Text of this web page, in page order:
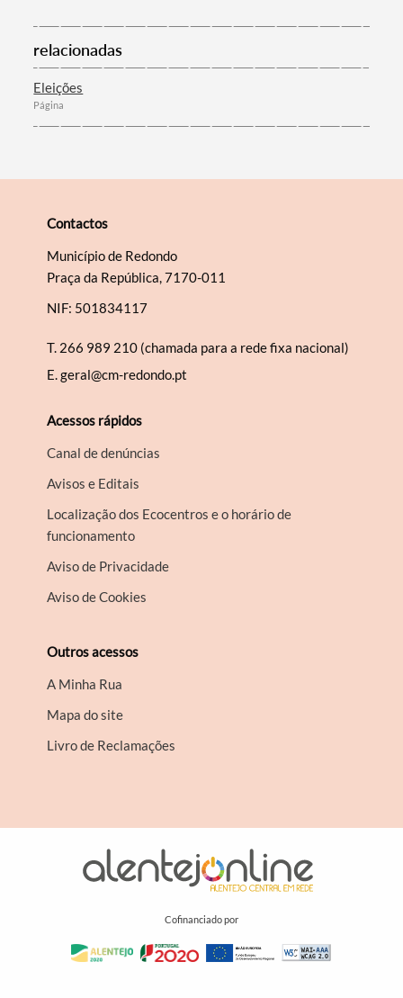
Filtros
relacionadas
Eleições
Página
Contactos
Município de Redondo
Praça da República, 7170-011
NIF: 501834117
T. 266 989 210 (chamada para a rede fixa nacional)
E.geral@cm-redondo.pt
Acessos rápidos
Canal de denúncias
Avisos e Editais
Localização dos Ecocentros e o horário de
funcionamento
Aviso de Privacidade
Aviso de Cookies
Outros acessos
A Minha Rua
Mapa do site
Livro de Reclamações
Cofinanciado por